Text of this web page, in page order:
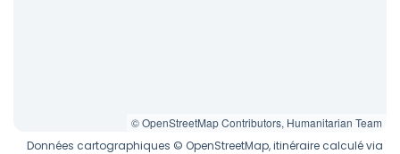
© OpenStreetMap Contributors, Humanitarian Team
Données cartographiques © OpenStreetMap, itinéraire calculé via